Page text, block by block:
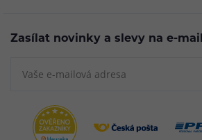
Zasílat novinky a slevy na e-mail